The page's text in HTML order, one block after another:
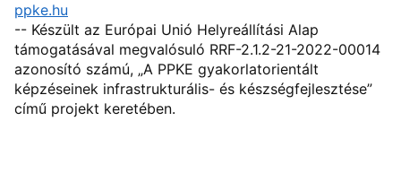
ppke.hu
-- Készült az Európai Unió Helyreállítási Alap
támogatásával megvalósuló RRF-2.1.2-21-2022-00014
azonosító számú, „A PPKE gyakorlatorientált
képzéseinek infrastrukturális- és készségfejlesztése”
című projekt keretében.